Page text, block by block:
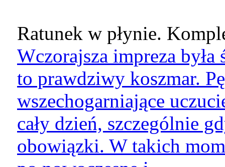
Ratunek w płynie.
Wczorajsza impreza
to prawdziwy koszmar.
wszechogarniające
cały dzień, szczególnie
obowiązki. W takich